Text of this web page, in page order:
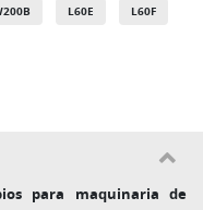
L60E L60F
para maquinaria de